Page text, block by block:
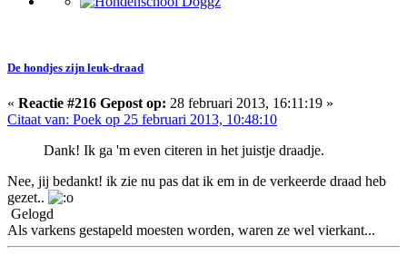
De hondjes zijn leuk-draad
« Reactie #216 Gepost op: 28 februari 2013, 16:11:19 »
Citaat van: Poek op 25 februari 2013, 10:48:10
Dank! Ik ga 'm even citeren in het juistje draadje.
Nee, jij bedankt! ik zie nu pas dat ik em in de verkeerde draad heb
gezet..
Gelogd
Als varkens gestapeld moesten worden, waren ze wel vierkant...